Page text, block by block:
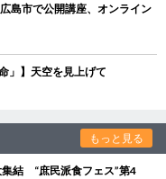
島市で公開講座、オンライン
」】天空を見上げて
もっと見る
結 “庶民派食フェス”第4